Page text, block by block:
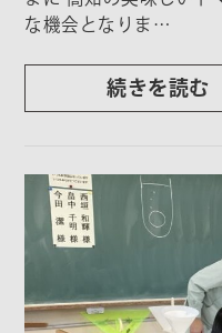
な機会となりま…
続きを読む